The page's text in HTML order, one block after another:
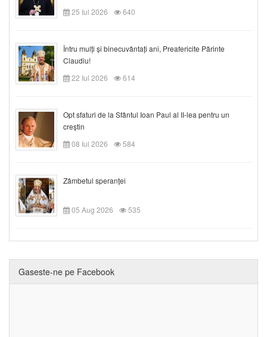
25 Iul 2026
640
Întru mulți și binecuvântați ani, Preafericite Părinte
Claudiu!
22 Iul 2026
614
Opt sfaturi de la Sfântul Ioan Paul al II-lea pentru un
creștin
08 Iul 2026
584
Zâmbetul speranței
05 Aug 2026 535
Gaseste-ne pe Facebook